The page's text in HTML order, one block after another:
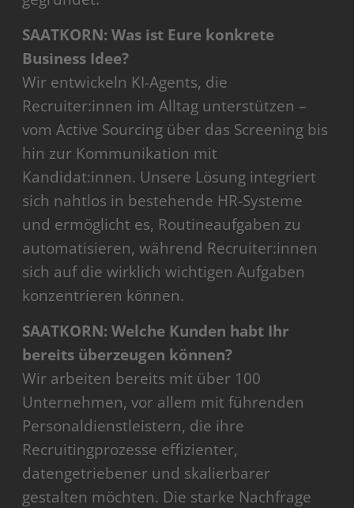
SAATKORN: Was ist Eure konkrete
Business Idee?
Wir entwickeln KI-Agents, die
Recruiter:innen im Alltag unterstützen –
vom Active Sourcing über das Screening bis
hin zur Kommunikation mit
Kandidat:innen. Unsere Lösung integriert
sich nahtlos in bestehende HR-Systeme
und ermöglicht es, Routineaufgaben zu
automatisieren, während Recruiter:innen
sich auf die wirklich wichtigen Aufgaben
konzentrieren können.
SAATKORN: Welche Kunden habt Ihr
bereits überzeugen können?
Wir arbeiten bereits mit über 100
Unternehmen, vor allem mit führenden
Personaldienstleistern, die ihre
Recruitingprozesse effizienter,
datengetriebener und skalierbarer
gestalten möchten. Die starke Nachfrage